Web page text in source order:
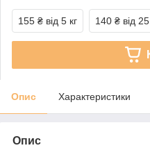
155 ₴ від 5 кг 140 ₴ від
Опис Характеристики
Опис